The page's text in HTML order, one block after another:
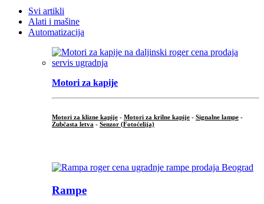
Svi artikli
Alati i mašine
Automatizacija
Motori za kapije
Motori za klizne kapije - Motori za krilne kapije - Signalne lampe -
Zubčasta letva - Senzor (Fotoćelija)
Rampe